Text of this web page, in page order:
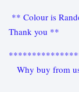
** Colour is
Thank you **
Why buy from